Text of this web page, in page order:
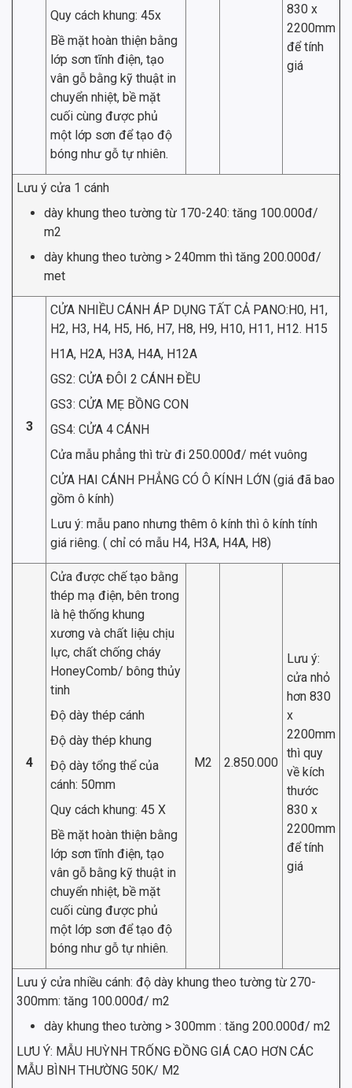
Quy cách khung: 45x
Bề mặt hoàn thiện bằng
lớp sơn tĩnh điện, tạo
vân gỗ bằng kỹ thuật in
chuyển nhiệt, bề mặt
cuối cùng được phủ
một lớp sơn để tạo độ
bóng như gỗ tự nhiên.
830 x
2200mm
để tính
giá
Lưu ý cửa 1 cánh
dày khung theo tường từ 170-240: tăng 100.000đ/
m2
dày khung theo tường > 240mm thì tăng 200.000đ/
met
3
CỬA NHIỀU CÁNH ÁP DỤNG TẤT CẢ PANO:H0, H1,
H2, H3, H4, H5, H6, H7, H8, H9, H10, H11, H12. H15
H1A, H2A, H3A, H4A, H12A
GS2: CỬA ĐÔI 2 CÁNH ĐỀU
GS3: CỬA MẸ BỒNG CON
GS4: CỬA 4 CÁNH
Cửa mẫu phẳng thì trừ đi 250.000đ/ mét vuông
CỬA HAI CÁNH PHẲNG CÓ Ô KÍNH LỚN (giá đã bao
gồm ô kính)
Lưu ý: mẫu pano nhưng thêm ô kính thì ô kính tính
giá riêng. ( chỉ có mẫu H4, H3A, H4A, H8)
4
Cửa được chế tạo bằng
thép mạ điện, bên trong
là hệ thống khung
xương và chất liệu chịu
lực, chất chống cháy
HoneyComb/ bông thủy
tinh
Độ dày thép cánh
Độ dày thép khung
Độ dày tổng thể của
cánh: 50mm
Quy cách khung: 45 X
Bề mặt hoàn thiện bằng
lớp sơn tĩnh điện, tạo
vân gỗ bằng kỹ thuật in
chuyển nhiệt, bề mặt
cuối cùng được phủ
một lớp sơn để tạo độ
bóng như gỗ tự nhiên.
M2 2.850.000
Lưu ý:
cửa nhỏ
hơn 830
x
2200mm
thì quy
về kích
thước
830 x
2200mm
để tính
giá
Lưu ý cửa nhiều cánh: độ dày khung theo tường từ 270-
300mm: tăng 100.000đ/ m2
dày khung theo tường > 300mm : tăng 200.000đ/ m2
LƯU Ý: MẪU HUỲNH TRỐNG ĐỒNG GIÁ CAO HƠN CÁC
MẪU BÌNH THƯỜNG 50K/ M2